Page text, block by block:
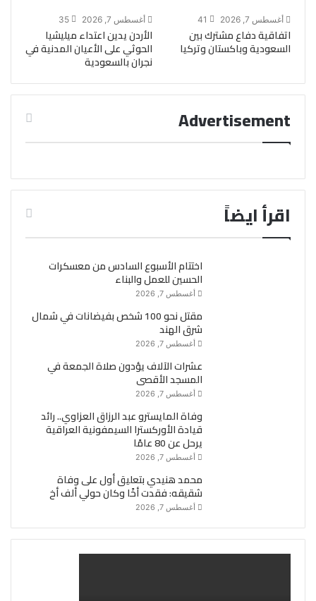
أغسطس 7, 2026 41
اتفاقية دفاع مشترك بين
السعودية وباكستان وتركيا
أغسطس 7, 2026 35
الأردن يدين اعتداء ميليشيا
الحوثي على الأعيان المدنية في
نجران بالسعودية
Advertisement
اقرأ ايضاً
اختتام الأسبوع السادس من معسكرات
الحسين للعمل والبناء
أغسطس 7, 2026
مقتل نحو 100 شخص بفيضانات في شمال
شرق الهند
أغسطس 7, 2026
عشرات الآلاف يؤدون صلاة الجمعة في
المسجد الأقصى
أغسطس 7, 2026
وفاة المايسترو عبد الرزاق العزاوي.. رائد
قيادة الأوركسترا السيمفونية العراقية
يرحل عن 80 عامًا
أغسطس 7, 2026
محمد هنيدي بتعليق أول على وفاة
شقيقه: فقدت أخًا وكان حولي ألف أخ
أغسطس 7, 2026